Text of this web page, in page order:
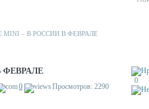
MINI – В РОССИИ В ФЕВРАЛЕ
0
ФЕВРАЛЕ
0 Просмотров: 2290